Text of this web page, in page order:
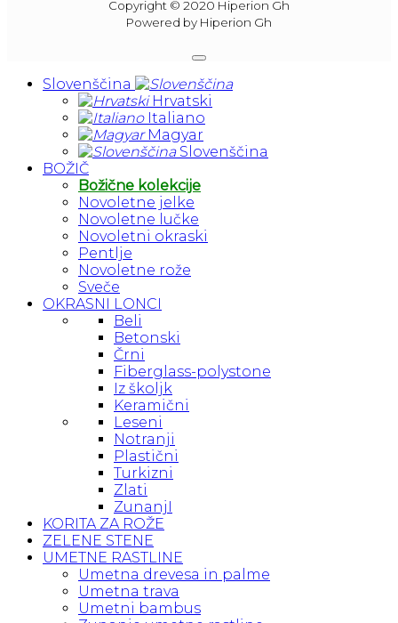
Copyright © 2020 Hiperion Gh
Powered by Hiperion Gh
Slovenščina
Hrvatski
Italiano
Magyar
Slovenščina
BOŽIČ
Božične kolekcije
Novoletne jelke
Novoletne lučke
Novoletni okraski
Pentlje
Novoletne rože
Sveče
OKRASNI LONCI
Beli
Betonski
Črni
Fiberglass-polystone
Iz školjk
Keramični
Leseni
Notranji
Plastični
Turkizni
Zlati
ZunanjI
KORITA ZA ROŽE
ZELENE STENE
UMETNE RASTLINE
Umetna drevesa in palme
Umetna trava
Umetni bambus